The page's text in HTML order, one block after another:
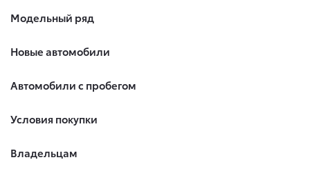
Модельный ряд
Новые автомобили
Автомобили с пробегом
Условия покупки
Владельцам